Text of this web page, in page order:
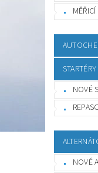
STARTÉRY
NOVÉ
NOVÉ